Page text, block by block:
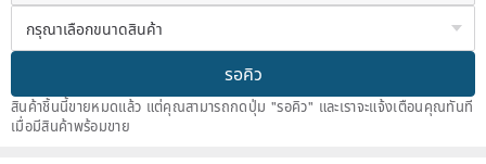
รอคิว
สินค้าชิ้นนี้ขายหมดแล้ว แต่คุณสามารถกดปุ่ม "รอคิว" และเราจะแจ้งเตือนคุณทันที
เมื่อมีสินค้าพร้อมขาย